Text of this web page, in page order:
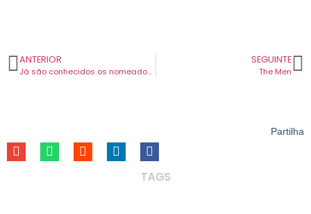
ANTERIOR
Já são conhecidos os nomeados da 7ª edição dos PLAY — Prémios da Música Portuguesa 2025
SEGUINTE
The Men
Partilha
TAGS